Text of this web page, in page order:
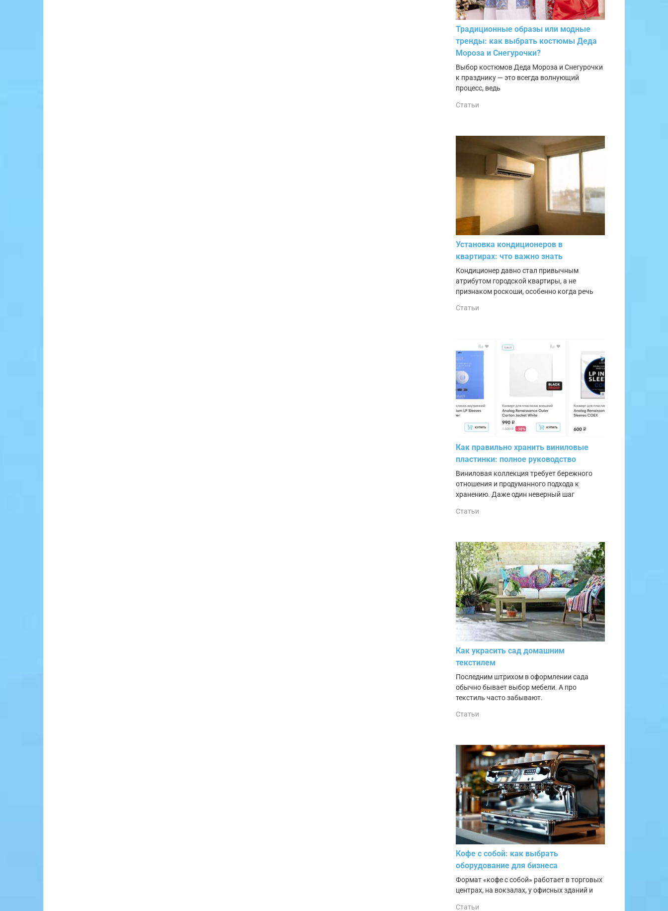
Традиционные образы или модные
тренды: как выбрать костюмы Деда
Мороза и Снегурочки?
Выбор костюмов Деда Мороза и Снегурочки
к празднику — это всегда волнующий
процесс, ведь
Статьи
Установка кондиционеров в
квартирах: что важно знать
Кондиционер давно стал привычным
атрибутом городской квартиры, а не
признаком роскоши, особенно когда речь
Статьи
Как правильно хранить виниловые
пластинки: полное руководство
Виниловая коллекция требует бережного
отношения и продуманного подхода к
хранению. Даже один неверный шаг
Статьи
Как украсить сад домашним
текстилем
Последним штрихом в оформлении сада
обычно бывает выбор мебели. А про
текстиль часто забывают.
Статьи
Кофе с собой: как выбрать
оборудование для бизнеса
Формат «кофе с собой» работает в торговых
центрах, на вокзалах, у офисных зданий и
Статьи